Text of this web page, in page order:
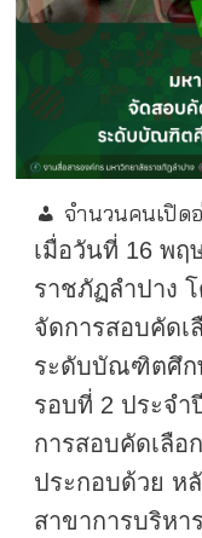
จำนวนคนเปิด
เมื่อวันที่ 16 พฤ
ราชภัฏลำปาง
จัดการสอบคัดเ
ระดับบัณฑิตศึก
รอบที่ 2 ประจำ
การสอบคัดเลื
ประกอบด้วย
สาขาการบริห